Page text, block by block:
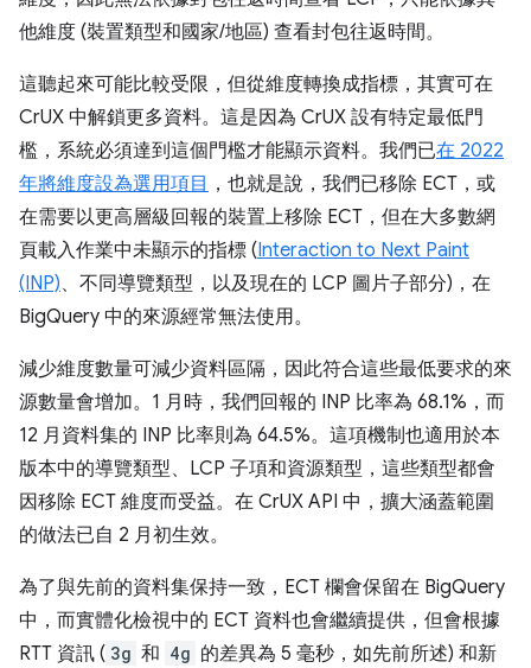
他維度 (裝置類型和國家/地區) 查看封包往返時間。
這聽起來可能比較受限，但從維度轉換成指標，其實可在
CrUX 中解鎖更多資料。這是因為 CrUX 設有特定最低門
檻，系統必須達到這個門檻才能顯示資料。我們已在 2022
年將維度設為選用項目 ，也就是說，我們已移除 ECT，或
在需要以更高層級回報的裝置上移除 ECT，但在大多數網
頁載入作業中未顯示的指標 (Interaction to Next Paint
(INP)、不同導覽類型，以及現在的 LCP 圖片子部分)，在
BigQuery 中的來源經常無法使用。
減少維度數量可減少資料區隔，因此符合這些最低要求的來
源數量會增加。1 月時，我們回報的 INP 比率為 68.1%，而
12 月資料集的 INP 比率則為 64.5%。這項機制也適用於本
版本中的導覽類型、LCP 子項和資源類型，這些類型都會
因移除 ECT 維度而受益。在 CrUX API 中，擴大涵蓋範圍
的做法已自 2 月初生效。
為了與先前的資料集保持一致，ECT 欄會保留在 BigQuery
中，而實體化檢視中的 ECT 資料也會繼續提供，但會根據
RTT 資訊 ( 3g 和 4g 的差異為 5 毫秒，如先前所述) 和新